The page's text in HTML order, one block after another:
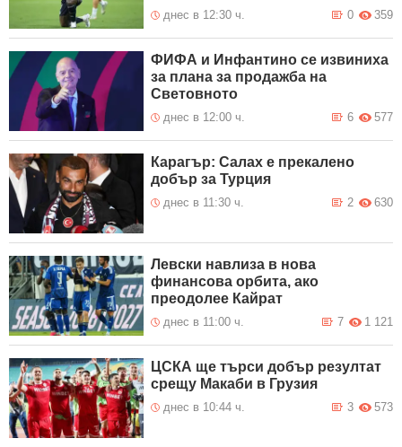
днес в 12:30 ч. 359
0
ФИФА и Инфантино се извиниха
за плана за продажба на
Световното
днес в 12:00 ч. 577
6
Карагър: Салах е прекалено
добър за Турция
днес в 11:30 ч. 630
2
Левски навлиза в нова
финансова орбита, ако
преодолее Кайрат
днес в 11:00 ч. 1 121
7
ЦСКА ще търси добър резултат
срещу Макаби в Грузия
днес в 10:44 ч. 573
3